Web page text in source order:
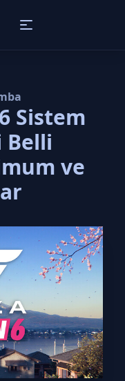
Sistem
Belli
ve